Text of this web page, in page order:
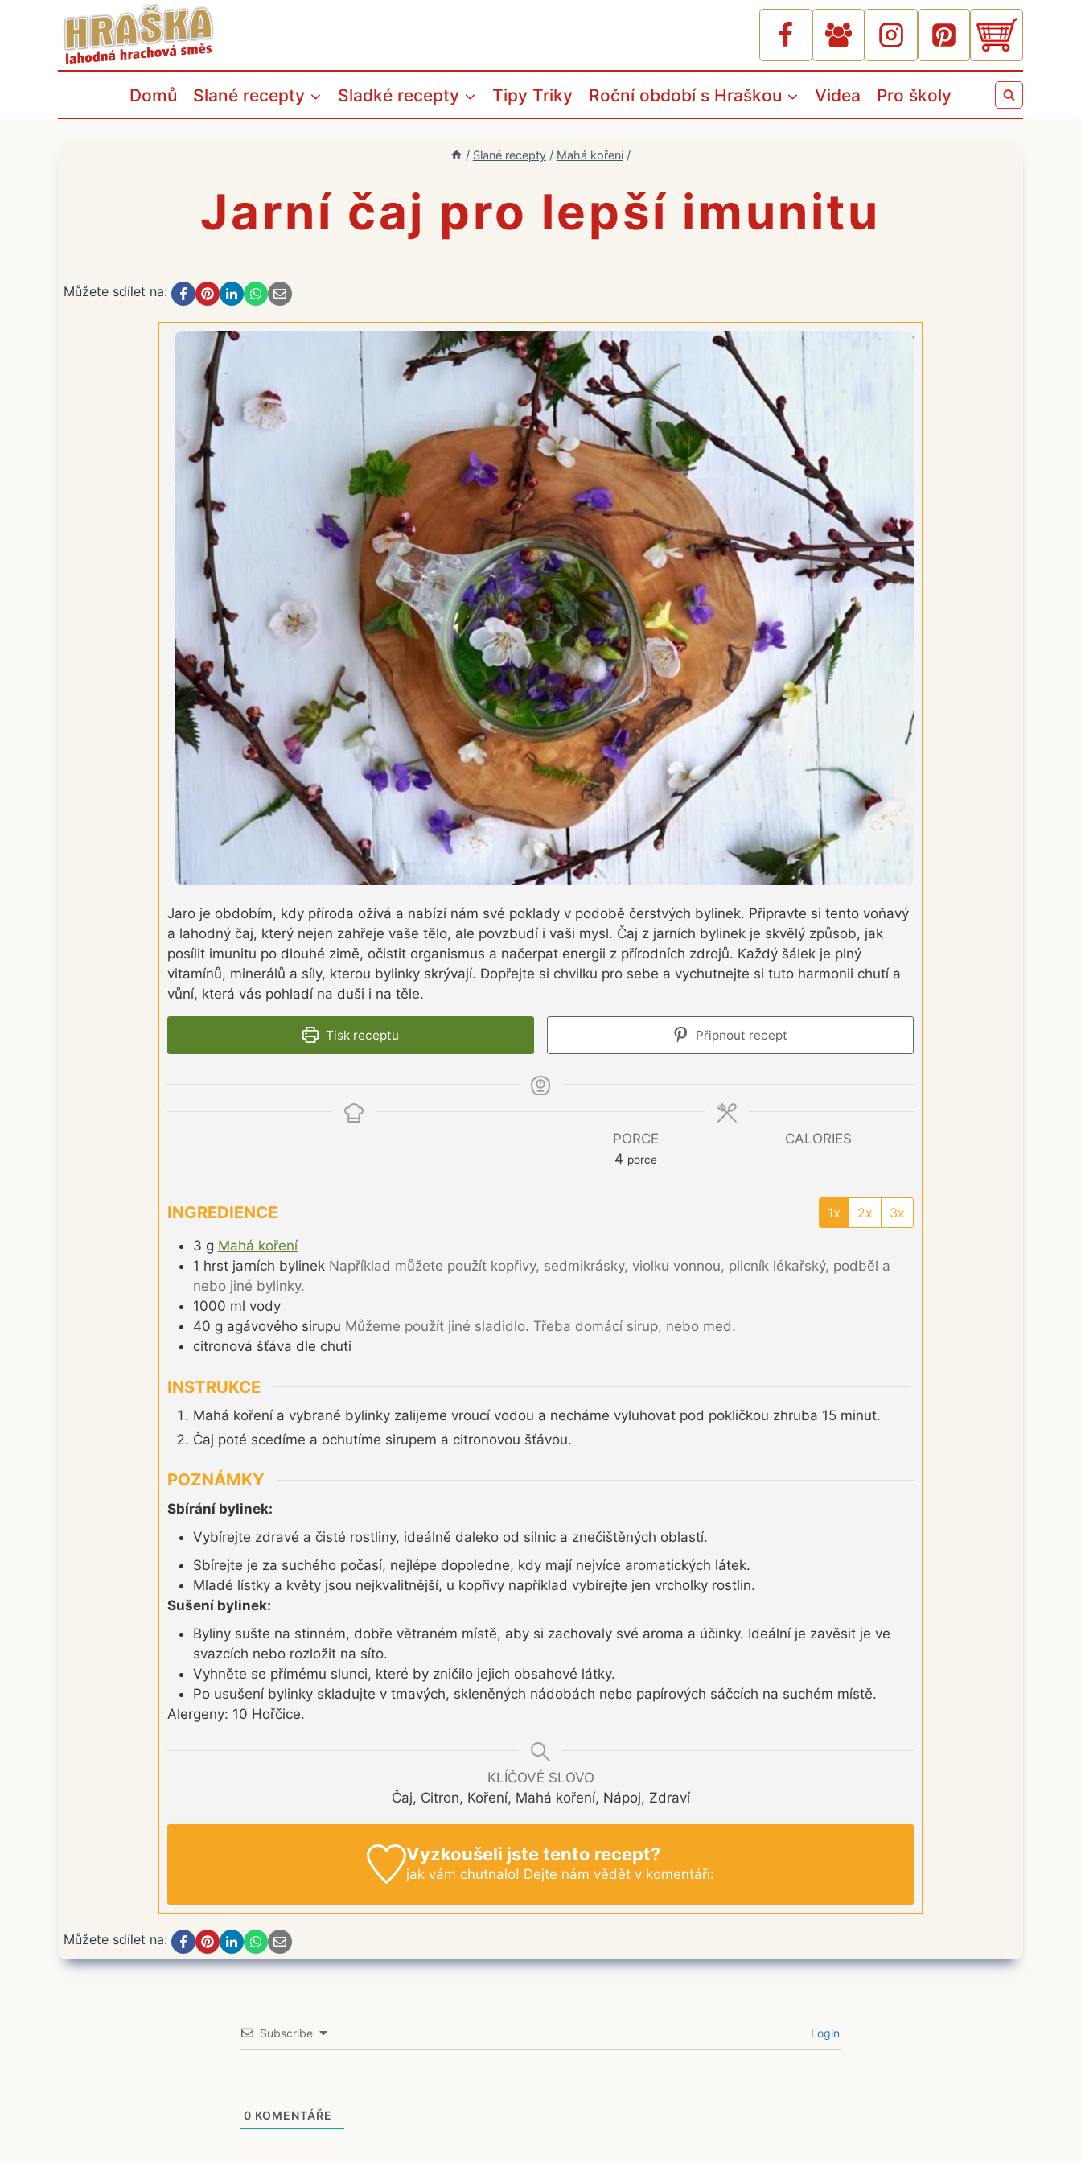
Domů Slané recepty Sladké recepty Tipy Triky Roční období s Hraškou Videa Pro školy
/ Slané recepty / Mahá koření /
Jarní čaj pro lepší imunitu
Můžete sdílet na:
Jaro je obdobím, kdy příroda ožívá a nabízí nám své poklady v podobě čerstvých bylinek. Připravte si tento voňavý
a lahodný čaj, který nejen zahřeje vaše tělo, ale povzbudí i vaši mysl. Čaj z jarních bylinek je skvělý způsob, jak
posílit imunitu po dlouhé zimě, očistit organismus a načerpat energii z přírodních zdrojů. Každý šálek je plný
vitamínů, minerálů a síly, kterou bylinky skrývají. Dopřejte si chvilku pro sebe a vychutnejte si tuto harmonii chutí a
vůní, která vás pohladí na duši i na těle.
Tisk receptu Připnout recept
PORCE
4 porce
CALORIES
INGREDIENCE 1x 2x 3x
3 g Mahá koření
1 hrst jarních bylinek Například můžete použít kopřivy, sedmikrásky, violku vonnou, plicník lékařský, podběl a
nebo jiné bylinky.
1000 ml vody
40 g agávového sirupu Můžeme použít jiné sladidlo. Třeba domácí sirup, nebo med.
citronová šťáva dle chuti
INSTRUKCE
Mahá koření a vybrané bylinky zalijeme vroucí vodou a necháme vyluhovat pod pokličkou zhruba 15 minut.
Čaj poté scedíme a ochutíme sirupem a citronovou šťávou.
POZNÁMKY
Sbírání bylinek:
Vybírejte zdravé a čisté rostliny, ideálně daleko od silnic a znečištěných oblastí.
Sbírejte je za suchého počasí, nejlépe dopoledne, kdy mají nejvíce aromatických látek.
Mladé lístky a květy jsou nejkvalitnější, u kopřivy například vybírejte jen vrcholky rostlin.
Sušení bylinek:
Byliny sušte na stinném, dobře větraném místě, aby si zachovaly své aroma a účinky. Ideální je zavěsit je ve
svazcích nebo rozložit na síto.
Vyhněte se přímému slunci, které by zničilo jejich obsahové látky.
Po usušení bylinky skladujte v tmavých, skleněných nádobách nebo papírových sáčcích na suchém místě.
Alergeny: 10 Hořčice.
KLÍČOVÉ SLOVO
Čaj, Citron, Koření, Mahá koření, Nápoj, Zdraví
Vyzkoušeli jste tento recept?
jak vám chutnalo! Dejte nám vědět v komentáři:
Můžete sdílet na:
Subscribe Login
0 KOMENTÁŘE